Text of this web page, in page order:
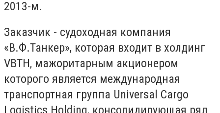
2013-м.
Заказчик - судоходная компания
«В.Ф.Танкер», которая входит в холдинг
VBTH, мажоритарным акционером
которого является международная
транспортная группа Universal Cargo
Logistics Holding, консолидирующая ряд